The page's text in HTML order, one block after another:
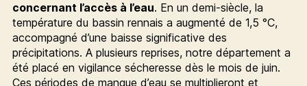
concernant l’accès à l’eau. En un demi-siècle, la
température du bassin rennais a augmenté de 1,5 °C,
accompagné d’une baisse significative des
précipitations. A plusieurs reprises, notre département a
été placé en vigilance sécheresse dès le mois de juin.
Ces périodes de manque d’eau se multiplieront et